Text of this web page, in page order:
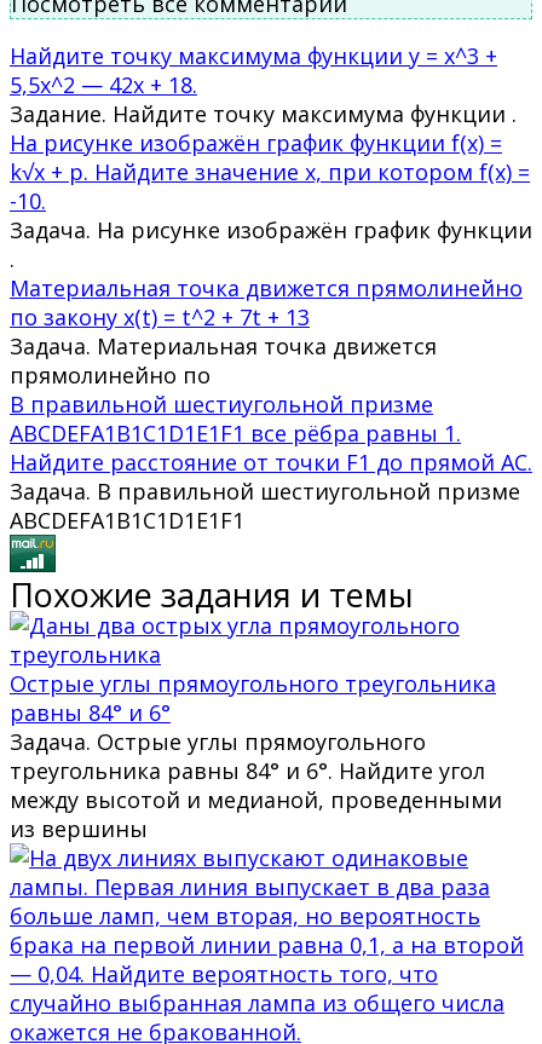
Найдите точку максимума функции y = x^3 +
5,5x^2 — 42x + 18.
Задание. Найдите точку максимума функции .
На рисунке изображён график функции f(x) =
k√x + p. Найдите значение x, при котором f(x) =
-10.
Задача. На рисунке изображён график функции
.
Материальная точка движется прямолинейно
по закону x(t) = t^2 + 7t + 13
Задача. Материальная точка движется
прямолинейно по
В правильной шестиугольной призме
ABCDEFA1B1C1D1E1F1 все рёбра равны 1.
Найдите расстояние от точки F1 до прямой AC.
Задача. В правильной шестиугольной призме
ABCDEFA1B1C1D1E1F1
Похожие задания и темы
Острые углы прямоугольного треугольника
равны 84° и 6°
Задача. Острые углы прямоугольного
треугольника равны 84° и 6°. Найдите угол
между высотой и медианой, проведенными
из вершины